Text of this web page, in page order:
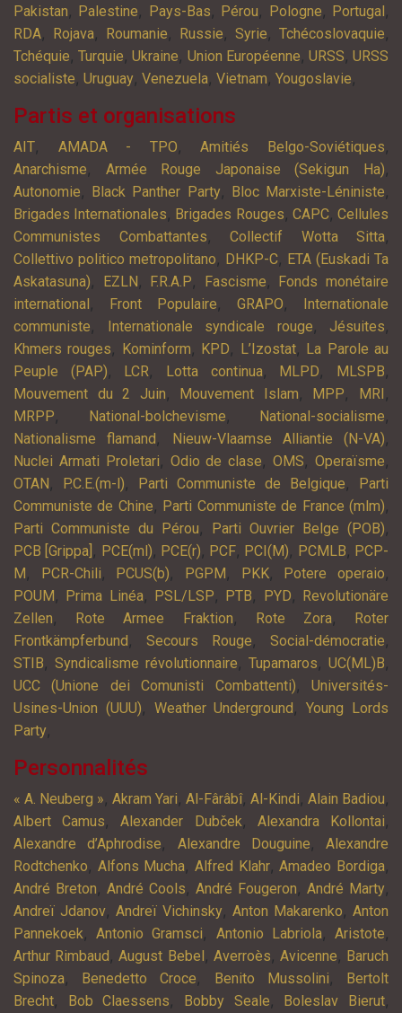
Pakistan, Palestine, Pays-Bas, Pérou, Pologne, Portugal ,
RDA, Rojava, Roumanie, Russie, Syrie, Tchécoslovaquie,
Tchéquie,Turquie,Ukraine, Union Européenne, URSS,URSS
socialiste, Uruguay, Venezuela, Vietnam, Yougoslavie,
Partis et organisations
AIT, AMADA - TPO,Amitiés Belgo-Soviétiques,
Anarchisme, Armée Rouge Japonaise (Sekigun Ha),
Autonomie, Black Panther Party, Bloc Marxiste-Léniniste,
Brigades Internationales, Brigades Rouges, CAPC,Cellules
Communistes Combattantes, Collectif Wotta Sitta,
Collettivo politico metropolitano, DHKP-C, ETA (Euskadi Ta
Askatasuna), EZLN , F.R.A.P, Fascisme,
Fonds monétaire
international , Front Populaire, GRAPO,
Internationale
communiste, Internationale syndicale rouge, Jésuites,
Khmers rouges, Kominform, KPD, L’Izostat, La Parole au
Peuple (PAP), LCR, Lotta continua, MLPD, MLSPB,
Mouvement du 2 Juin, Mouvement Islam, MPP, MRI ,
MRPP, National-bolchevisme, National-socialisme,
Nationalisme flamand , Nieuw-Vlaamse Alliantie (N-VA),
Nuclei Armati Proletari, Odio de clase,OMS,Operaïsme,
OTAN , P.C.E.(m-l), Parti Communiste de Belgique,
Parti
Communiste de Chine, Parti Communiste de France (mlm),
Parti Communiste du Pérou, Parti Ouvrier Belge (POB),
PCB [Grippa] , PCE(ml), PCE(r), PCF, PCI(M), PCMLB, PCP-
M , PCR-Chili, PCUS(b), PGPM , PKK, Potere operaio,
POUM , Prima Linéa, PSL/LSP, PTB, PYD,
Revolutionäre
Zellen, Rote Armee Fraktion, Rote Zora,
Roter
Frontkämpferbund , Secours Rouge, Social-démocratie,
STIB, Syndicalisme révolutionnaire, Tupamaros, UC(ML)B,
UCC (Unione dei Comunisti Combattenti),Universités-
Usines-Union (UUU), Weather Underground ,Young Lords
Party,
Personnalités
« A. Neuberg », Akram Yari, Al-Fârâbî, Al-Kindi, Alain Badiou,
Albert Camus,Alexander Dubček, Alexandra Kollontai,
Alexandre d’Aphrodise, Alexandre Douguine, Alexandre
Rodtchenko, Alfons Mucha,Alfred Klahr,Amadeo Bordiga,
André Breton, André Cools, André Fougeron, André Marty,
Andreï Jdanov, Andreï Vichinsky, Anton Makarenko, Anton
Pannekoek,Antonio Gramsci, Antonio Labriola,Aristote,
Arthur Rimbaud ,August Bebel , Averroès, Avicenne, Baruch
Spinoza, Benedetto Croce, Benito Mussolini,
Bertolt
Brecht, Bob Claessens, Bobby Seale, Boleslav Bierut,